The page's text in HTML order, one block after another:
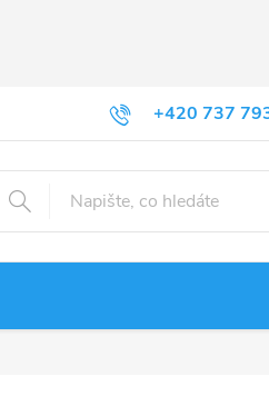
+420 737